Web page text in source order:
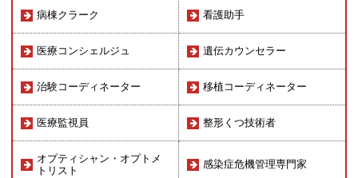
病棟クラーク 看護助手
医療コンシェルジュ 遺伝カウンセラー
治験コーディネーター 移植コーディネーター
医療監視員 整形くつ技術者
オプティシャン・オプトメ
トリスト
感染症危機管理専門家